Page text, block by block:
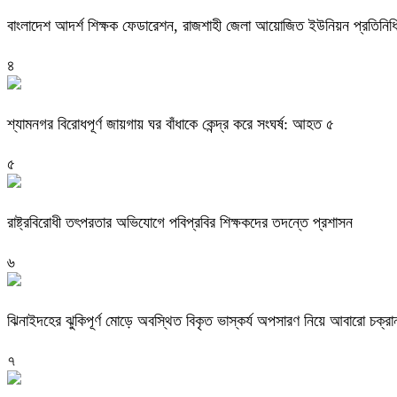
বাংলাদেশ আদর্শ শিক্ষক ফেডারেশন, রাজশাহী জেলা আয়োজিত ইউনিয়ন
৪
শ্যামনগর বিরোধপূর্ণ জায়গায় ঘর বাঁধাকে কেন্দ্র করে সংঘর্ষ: আহত ৫
৫
রাষ্ট্রবিরোধী তৎপরতার অভিযোগে পবিপ্রবির শিক্ষকদের তদন্তে প্রশাসন
৬
ঝিনাইদহের ঝুকিপূর্ণ মোড়ে অবস্থিত বিকৃত ভাস্কর্য অপসারণ নিয়ে আবারো
৭